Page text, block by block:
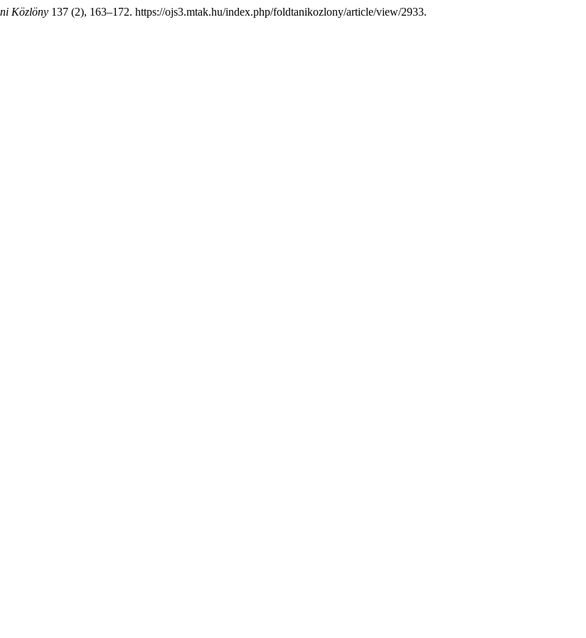
Közlöny 137 (2), 163–172. https://ojs3.mtak.hu/index.php/foldtanikozlony/article/view/2933.